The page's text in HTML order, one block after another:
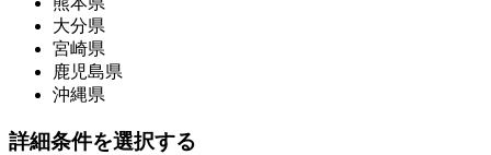
大分県
宮崎県
鹿児島県
沖縄県
詳細条件を選択する